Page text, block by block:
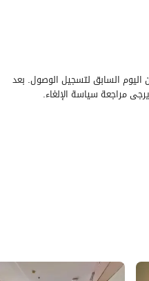
الساعة 11:59 مساءً من اليوم السابق لتسجيل الوصول. بعد
مراجعة سياسة الإلغاء.